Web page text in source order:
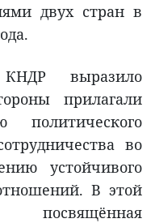
двух стран в
выразило
прилагали
во
устойчивого
В этой
посвящённая